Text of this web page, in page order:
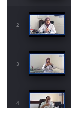
2
3
4